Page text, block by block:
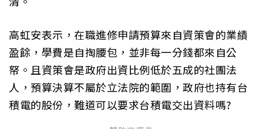
高虹安表示，在職進修申請預算來自資策會的業績
盈餘，學費是自掏腰包，並非每一分錢都來自公
帑。且資策會是政府出資比例低於五成的社團法
人，預算決算不屬於立法院的範圍，政府也持有台
積電的股份，難道可以要求台積電交出資料嗎?